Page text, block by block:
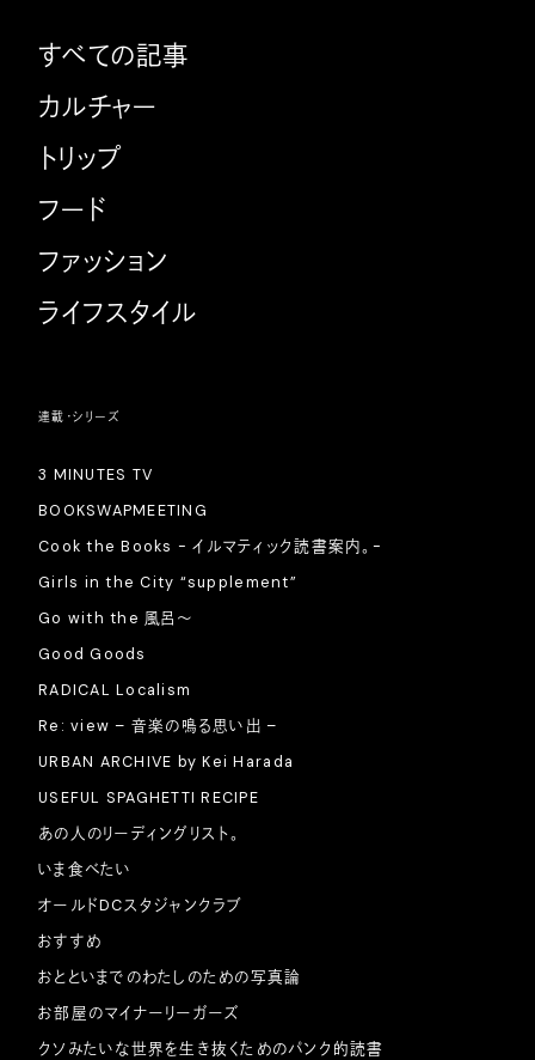
すべての記事
カルチャー
トリップ
フード
ファッション
ライフスタイル
連載・シリーズ
3 MINUTES TV
BOOKSWAPMEETING
Cook the Books - イルマティック読書案内。-
Girls in the City “supplement”
Go with the 風呂〜
Good Goods
RADICAL Localism
Re: view – 音楽の鳴る思い出 –
URBAN ARCHIVE by Kei Harada
USEFUL SPAGHETTI RECIPE
あの人のリーディングリスト。
いま食べたい
オールドDCスタジャンクラブ
おすすめ
おとといまでのわたしのための写真論
お部屋のマイナーリーガーズ
クソみたいな世界を生き抜くためのパンク的読書